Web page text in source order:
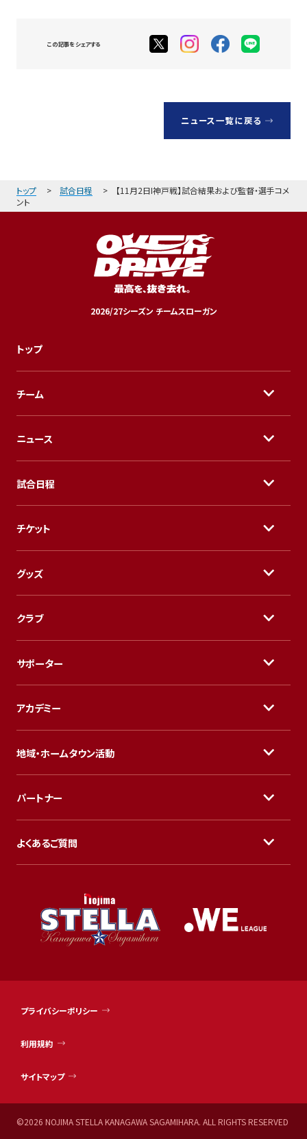
この記事をシェアする
ニュース一覧に戻る
トップ 試合日程
【11月2日I神戸戦】試合結果および監督・選手コメ
ント
2026/27シーズン チームスローガン
トップ
チーム
ニュース
試合日程
チケット
グッズ
クラブ
サポーター
アカデミー
地域・ホームタウン活動
パートナー
よくあるご質問
プライバシーポリシー
利用規約
サイトマップ
©2026 NOJIMA STELLA KANAGAWA SAGAMIHARA. ALL RIGHTS RESERVED